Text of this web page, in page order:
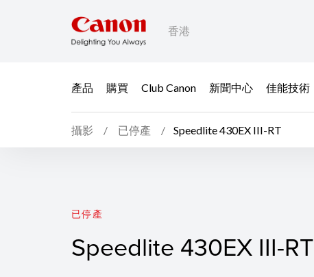
香港
產品 購買 Club Canon 新聞中心 佳能技術
攝影 已停產 Speedlite 430EX III-RT
Speedlite 430EX III-RT
已停產
Speedlite 430EX III-RT